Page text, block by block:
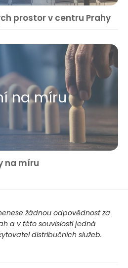
prostor v centru Prahy
na míru
na míru
žádnou odpovědnost za
a v této souvislosti jedná
distribučních služeb.